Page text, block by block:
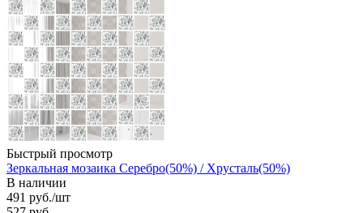
Быстрый просмотр
Зеркальная мозаика Серебро(50%) / Хрусталь(50%)
В наличии
491 руб./шт